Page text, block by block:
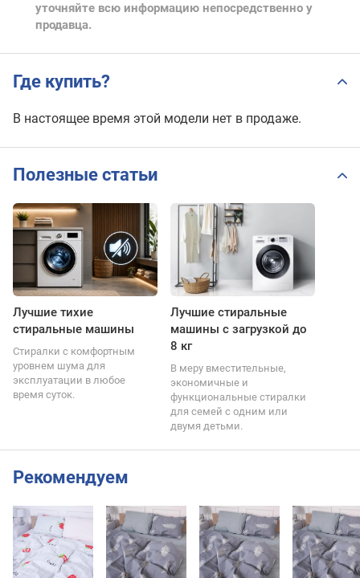
уточняйте всю информацию непосредственно у
продавца.
Где купить?
В настоящее время этой модели нет в продаже.
Полезные статьи
Лучшие тихие
стиральные машины
Стиралки с комфортным
уровнем шума для
эксплуатации в любое
время суток.
Лучшие стиральные
машины с загрузкой до
8 кг
В меру вместительные,
экономичные и
функциональные стиралки
для семей с одним или
двумя детьми.
Рекомендуем